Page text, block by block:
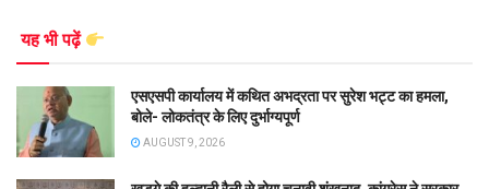
यह भी पढ़ें
एसएसपी कार्यालय में कथित अभद्रता पर सुरेश भट्ट का हमला,
बोले- लोकतंत्र के लिए दुर्भाग्यपूर्ण
AUGUST 9, 2026